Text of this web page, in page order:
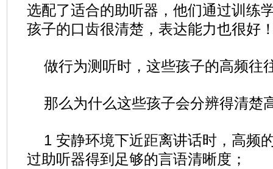
选配了适合的助听器，他们通过训练
孩子的口齿很清楚，表达能力也很好
做行为测听时，这些孩子的高频往
那么为什么这些孩子会分辨得清楚
1 安静环境下近距离讲话时，高频
过助听器得到足够的言语清晰度；